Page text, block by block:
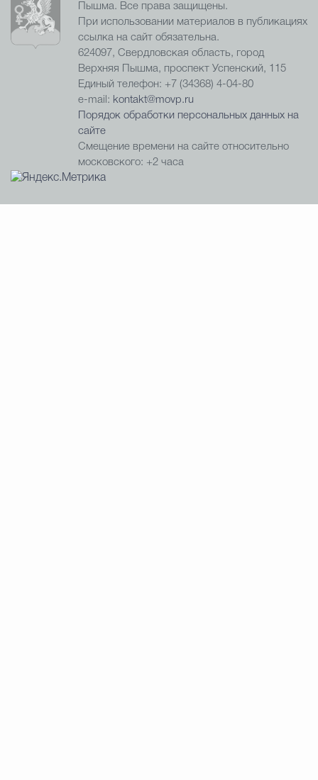
Пышма. Все права защищены.
При использовании материалов в публикациях
ссылка на сайт обязательна.
624097, Свердловская область, город
Верхняя Пышма, проспект Успенский, 115
Единый телефон: +7 (34368) 4-04-80
e-mail: kontakt@movp.ru
Порядок обработки персональных данных на
сайте
Смещение времени на сайте относительно
московского: +2 часа